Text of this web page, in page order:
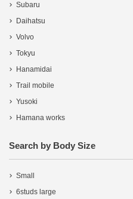
Subaru
Daihatsu
Volvo
Tokyu
Hanamidai
Trail mobile
Yusoki
Hamana works
Search by Body Size
Small
6studs large